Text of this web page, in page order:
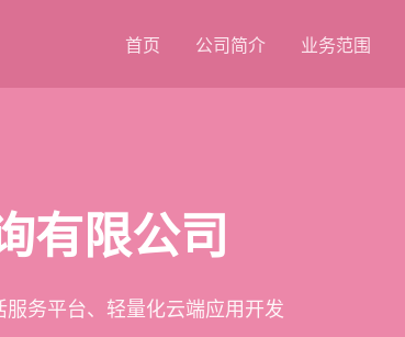
首页 公司简介 业务范围
有限公司
务平台、轻量化云端应用开发